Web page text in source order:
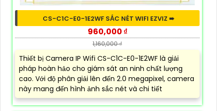
CS-C1C-E0-1E2WF SẮC NÉT WIFI EZVIZ ➠
960,000 ₫
1,160,000 ₫
Thiết bị Camera IP Wifi CS-C1C-E0-1E2WF là giải
pháp hoàn hảo cho giám sát an ninh chất lượng
cao. Với độ phân giải lên đến 2.0 megapixel, camera
này mang đến hình ảnh sắc nét và chi tiết